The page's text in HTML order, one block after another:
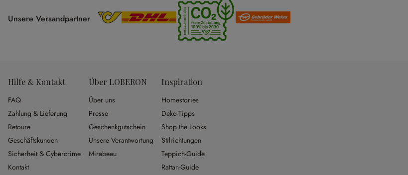
Unsere Versandpartner
Hilfe & Kontakt
FAQ
Zahlung & Lieferung
Retoure
Geschäftskunden
Sicherheit & Cybercrime
Kontakt
Über LOBERON
Über uns
Presse
Geschenkgutschein
Unsere Verantwortung
Mirabeau
Inspiration
Homestories
Deko-Tipps
Shop the Looks
Stilrichtungen
Teppich-Guide
Rattan-Guide